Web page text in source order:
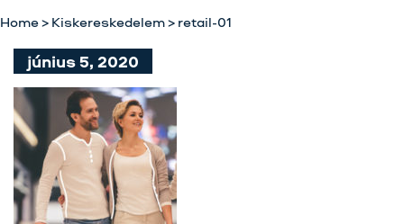
Szolgáltatásaink
Home> Kiskereskedelem> retail-01
június 5, 2020